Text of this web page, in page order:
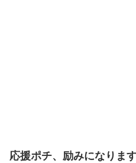
応援ポチ、励みになります